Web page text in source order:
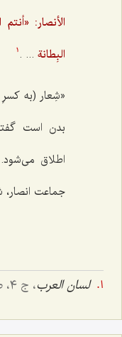
الأنصار:
البِطانة ... .
1
«شِعار (به
بدن است
اطلاق
جماعت انصار،
لسان العرب، ج ٤، ص ٤١٢.